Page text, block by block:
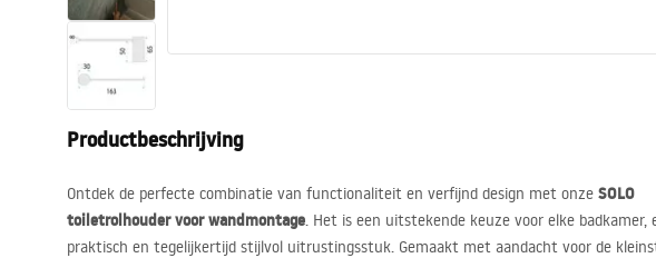
Keuken
Productbeschrijving
Ontdek de perfecte combinatie van functionaliteit en verfijnd design met onze SOLO
toiletrolhouder voor wandmontage. Het is een uitstekende keuze voor elke badkamer,
praktisch en tegelijkertijd stijlvol uitrustingsstuk. Gemaakt met aandacht voor de